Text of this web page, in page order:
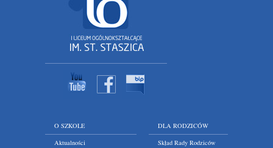
O SZKOLE
Aktualności
DLA RODZICÓW
Skład Rady Rodziców